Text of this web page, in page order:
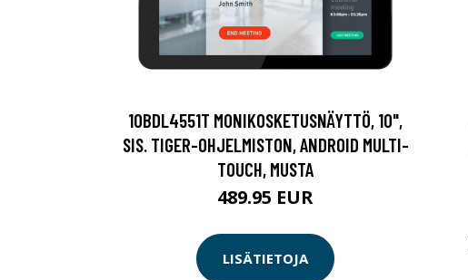
10BDL4551T MONIKOSKETUSNÄYTTÖ, 10",
SIS. TIGER-OHJELMISTON, ANDROID MULTI-
TOUCH, MUSTA
489.95 EUR
LISÄTIETOJA